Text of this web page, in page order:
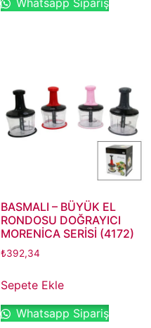
Whatsapp Sipariş
BASMALI – BÜYÜK EL
RONDOSU DOĞRAYICI
MORENİCA SERİSİ (4172)
₺392,34
Sepete Ekle
Whatsapp Sipariş